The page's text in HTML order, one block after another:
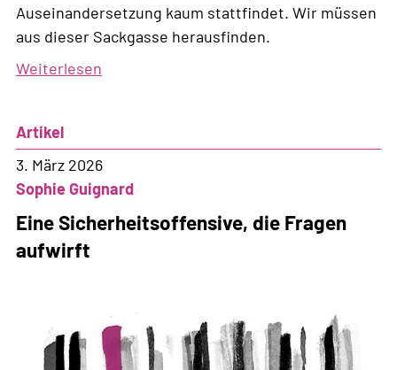
Auseinandersetzung kaum stattfindet. Wir müssen
aus dieser Sackgasse herausfinden.
Weiterlesen
der
extremen
Rechten
verlassen
Artikel
3. März 2026
Sophie Guignard
Eine Sicherheitsoffensive, die Fragen
aufwirft